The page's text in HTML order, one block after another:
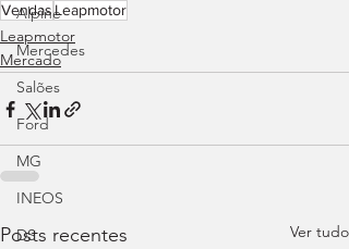
Alpine
Mercedes
Salões
Ford
MG
INEOS
DS
VendasLeapmotor
Leapmotor
Mercado
Posts recentes Ver tudo